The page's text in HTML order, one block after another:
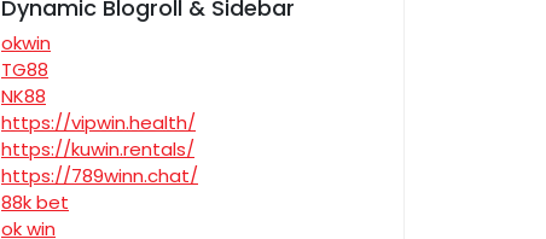
Dynamic Blogroll & Sidebar
okwin
TG88
NK88
https://vipwin.health/
https://kuwin.rentals/
https://789winn.chat/
88k bet
ok win